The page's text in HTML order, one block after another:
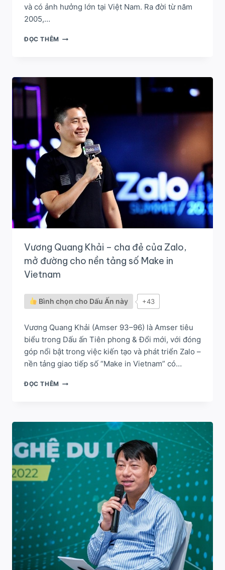
và có ảnh hưởng lớn tại Việt Nam. Ra đời từ năm
2005,…
ĐỌC THÊMNGUYỄN
96–
NỀN
TẢNG
BÁO
MỚI
–
MỚI
TRONG
TRUYỀN
THÔNG
SỐ
Vương Quang Khải – cha đẻ của Zalo,
mở đường cho nền tảng số Make in
Vietnam
Bình chọn cho Dấu Ấn này +43
Vương Quang Khải (Amser 93–96) là Amser tiêu
biểu trong Dấu ấn Tiên phong & Đổi mới, với đóng
góp nổi bật trong việc kiến tạo và phát triển Zalo –
nền tảng giao tiếp số “Make in Vietnam” có…
ĐỌC THÊMVƯƠNG
CHA
ĐẺ
CỦA
ZALO,
MỞ
ĐƯỜNG
CHO
NỀN
TẢNG
SỐ
MAKE
VIETNAM